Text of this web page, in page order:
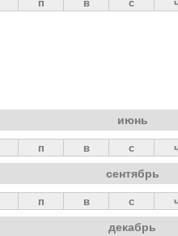
июнь
п в с
сентябрь
п в с
декабрь